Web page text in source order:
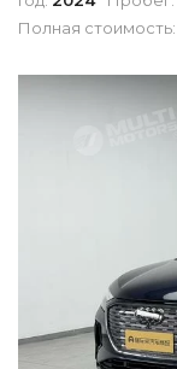
Полная стоимость: